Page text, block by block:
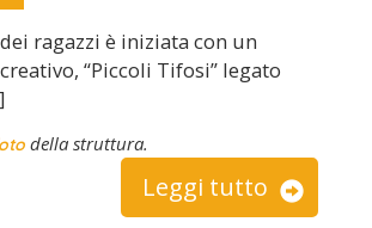
ragazzi è iniziata con un
“Piccoli Tifosi” legato
della struttura.
Leggi tutto